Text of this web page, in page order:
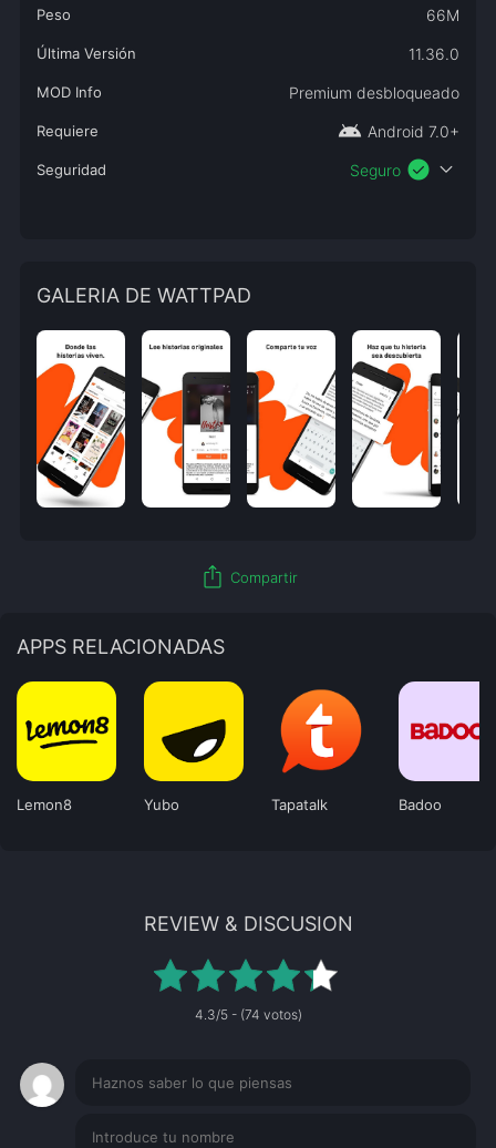
Peso 66M
Última Versión 11.36.0
MOD Info Premium desbloqueado
Requiere android Android 7.0+
Seguridad Seguro check_circle expand_more
GALERIA DE WATTPAD
ios_share Compartir
APPS RELACIONADAS
Lemon8 Yubo Tapatalk Badoo
REVIEW & DISCUSION
4.3/5 - (74 votos)